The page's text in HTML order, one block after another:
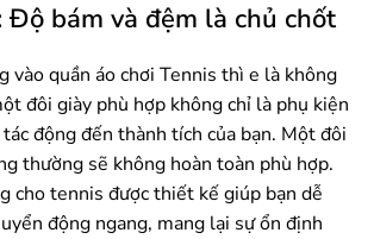
Độ bám và đệm là chủ chốt
vào quần áo chơi Tennis thì e là không
đôi giày phù hợp không chỉ là phụ kiện
động đến thành tích của bạn. Một đôi
thường sẽ không hoàn toàn phù hợp.
cho tennis được thiết kế giúp bạn dễ
động ngang, mang lại sự ổn định